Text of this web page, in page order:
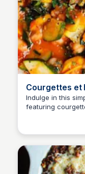
Courgettes et
tomate
Indulge in this
featuring